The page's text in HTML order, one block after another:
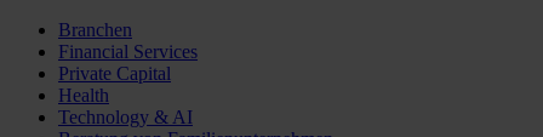
Branchen
Financial Services
Private Capital
Health
Technology & AI